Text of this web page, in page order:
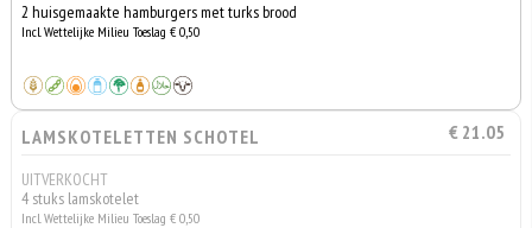
2 huisgemaakte hamburgers met turks brood
Incl. Wettelijke Milieu Toeslag € 0,50
LAMSKOTELETTEN SCHOTEL € 21.05
UITVERKOCHT
4 stuks lamskotelet
Incl. Wettelijke Milieu Toeslag € 0,50